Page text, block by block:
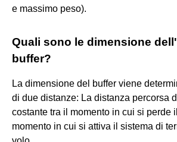
e massimo peso).
Quali sono le dimensione
buffer?
La dimensione del buffer viene
di due distanze: La distanza percorsa
costante tra il momento in cui si perde
momento in cui si attiva il sistema di